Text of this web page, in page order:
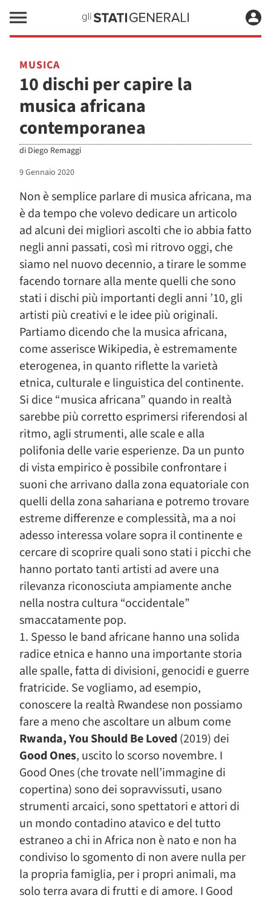
MUSICA
10 dischi per capire la
musica africana
contemporanea
di Diego Remaggi
9 Gennaio 2020
Non è semplice parlare di musica africana, ma
è da tempo che volevo dedicare un articolo
ad alcuni dei migliori ascolti che io abbia fatto
negli anni passati, così mi ritrovo oggi, che
siamo nel nuovo decennio, a tirare le somme
facendo tornare alla mente quelli che sono
stati i dischi più importanti degli anni ’10, gli
artisti più creativi e le idee più originali.
Partiamo dicendo che la musica africana,
come asserisce Wikipedia, è estremamente
eterogenea, in quanto riflette la varietà
etnica, culturale e linguistica del continente.
Si dice “musica africana” quando in realtà
sarebbe più corretto esprimersi riferendosi al
ritmo, agli strumenti, alle scale e alla
polifonia delle varie esperienze. Da un punto
di vista empirico è possibile confrontare i
suoni che arrivano dalla zona equatoriale con
quelli della zona sahariana e potremo trovare
estreme differenze e complessità, ma a noi
adesso interessa volare sopra il continente e
cercare di scoprire quali sono stati i picchi che
hanno portato tanti artisti ad avere una
rilevanza riconosciuta ampiamente anche
nella nostra cultura “occidentale”
smaccatamente pop.
1. Spesso le band africane hanno una solida
radice etnica e hanno una importante storia
alle spalle, fatta di divisioni, genocidi e guerre
fratricide. Se vogliamo, ad esempio,
conoscere la realtà Rwandese non possiamo
fare a meno che ascoltare un album come
Rwanda, You Should Be Loved(2019) dei
Good Ones, uscito lo scorso novembre. I
Good Ones (che trovate nell’immagine di
copertina) sono dei sopravvissuti, usano
strumenti arcaici, sono spettatori e attori di
un mondo contadino atavico e del tutto
estraneo a chi in Africa non è nato e non ha
condiviso lo sgomento di non avere nulla per
la propria famiglia, per i propri animali, ma
solo terra avara di frutti e di amore. I Good